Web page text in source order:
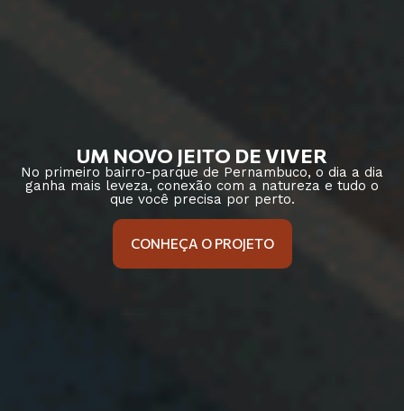
UM NOVO JEITO DE VIVER
No primeiro bairro-parque de Pernambuco, o dia a dia
ganha mais leveza, conexão com a natureza e tudo o
que você precisa por perto.
CONHEÇA O PROJETO